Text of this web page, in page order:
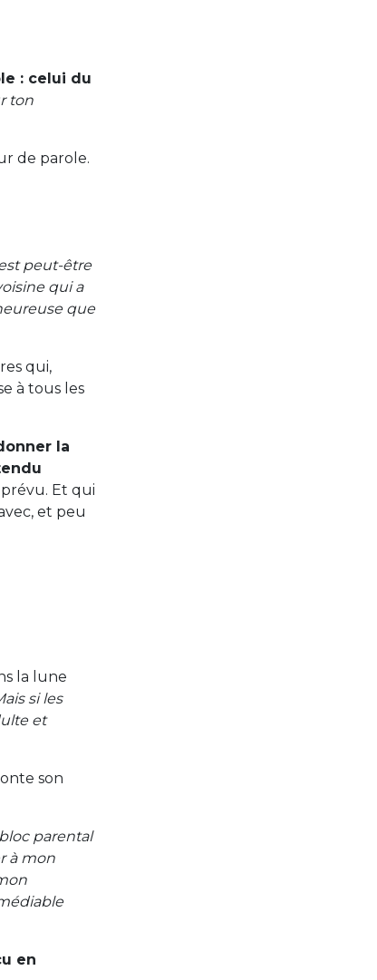
: celui du
ton
de parole.
peut-être
qui a
que
qui,
à tous les
la
Et qui
et peu
la lune
si les
et
son
parental
à mon
en